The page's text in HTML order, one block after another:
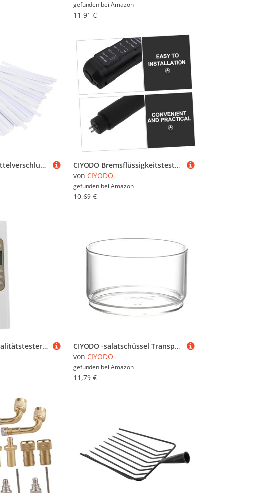
gefunden bei Amazon
11,91 €
CIYODO Lebensmittelverschluss Clips Weiß Wiederverwendbare Beutelverschlüsse für Kaffee Tee Snackbeutel Praktische Frischhalteclips aus Langlebigem Material Sicheres Abdichten ohne
CIYODO Bremsflüssigkeitstester Pen mit Präziser Sensortechnologie zur Schnellen Erkennung von Wasseranteil in Bremsöl Hochempfindliches Bremsdiagnose testgerät für Zuverlässige
von CIYODO
gefunden bei Amazon
10,69 €
CIYODO Wasserqualitätstester Pen Hochpräziser Elektronischer Wasseranalysator Tragbar Für Haushalt Reisen Und Outdoor Kompakter Schneller Wasseranalyseset Für Mineral- Und Gefiltertes
CIYODO -salatschüssel Transparent Stapelbar Dessertschale Aus Für Obst Und Snacks Obstbehälter Mit Einfacher Sicht Inhalt
von CIYODO
gefunden bei Amazon
11,79 €